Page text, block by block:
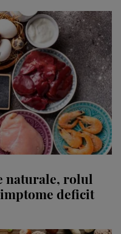
naturale, rolul
deficit